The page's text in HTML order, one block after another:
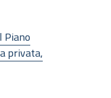
Piano
privata,